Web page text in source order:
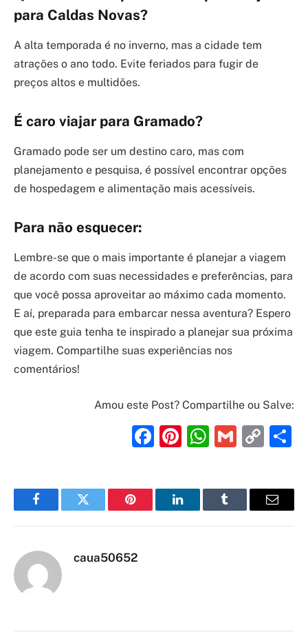
para Caldas Novas?
A alta temporada é no inverno, mas a cidade tem
atrações o ano todo. Evite feriados para fugir de
preços altos e multidões.
É caro viajar para Gramado?
Gramado pode ser um destino caro, mas com
planejamento e pesquisa, é possível encontrar opções
de hospedagem e alimentação mais acessíveis.
Para não esquecer:
Lembre-se que o mais importante é planejar a viagem
de acordo com suas necessidades e preferências, para
que você possa aproveitar ao máximo cada momento.
E aí, preparada para embarcar nessa aventura? Espero
que este guia tenha te inspirado a planejar sua próxima
viagem. Compartilhe suas experiências nos
comentários!
Amou este Post? Compartilhe ou Salve:
Facebook
Pinterest
Gmail
FacebookTwitter Pinterest LinkedInTumblr Email
caua50652